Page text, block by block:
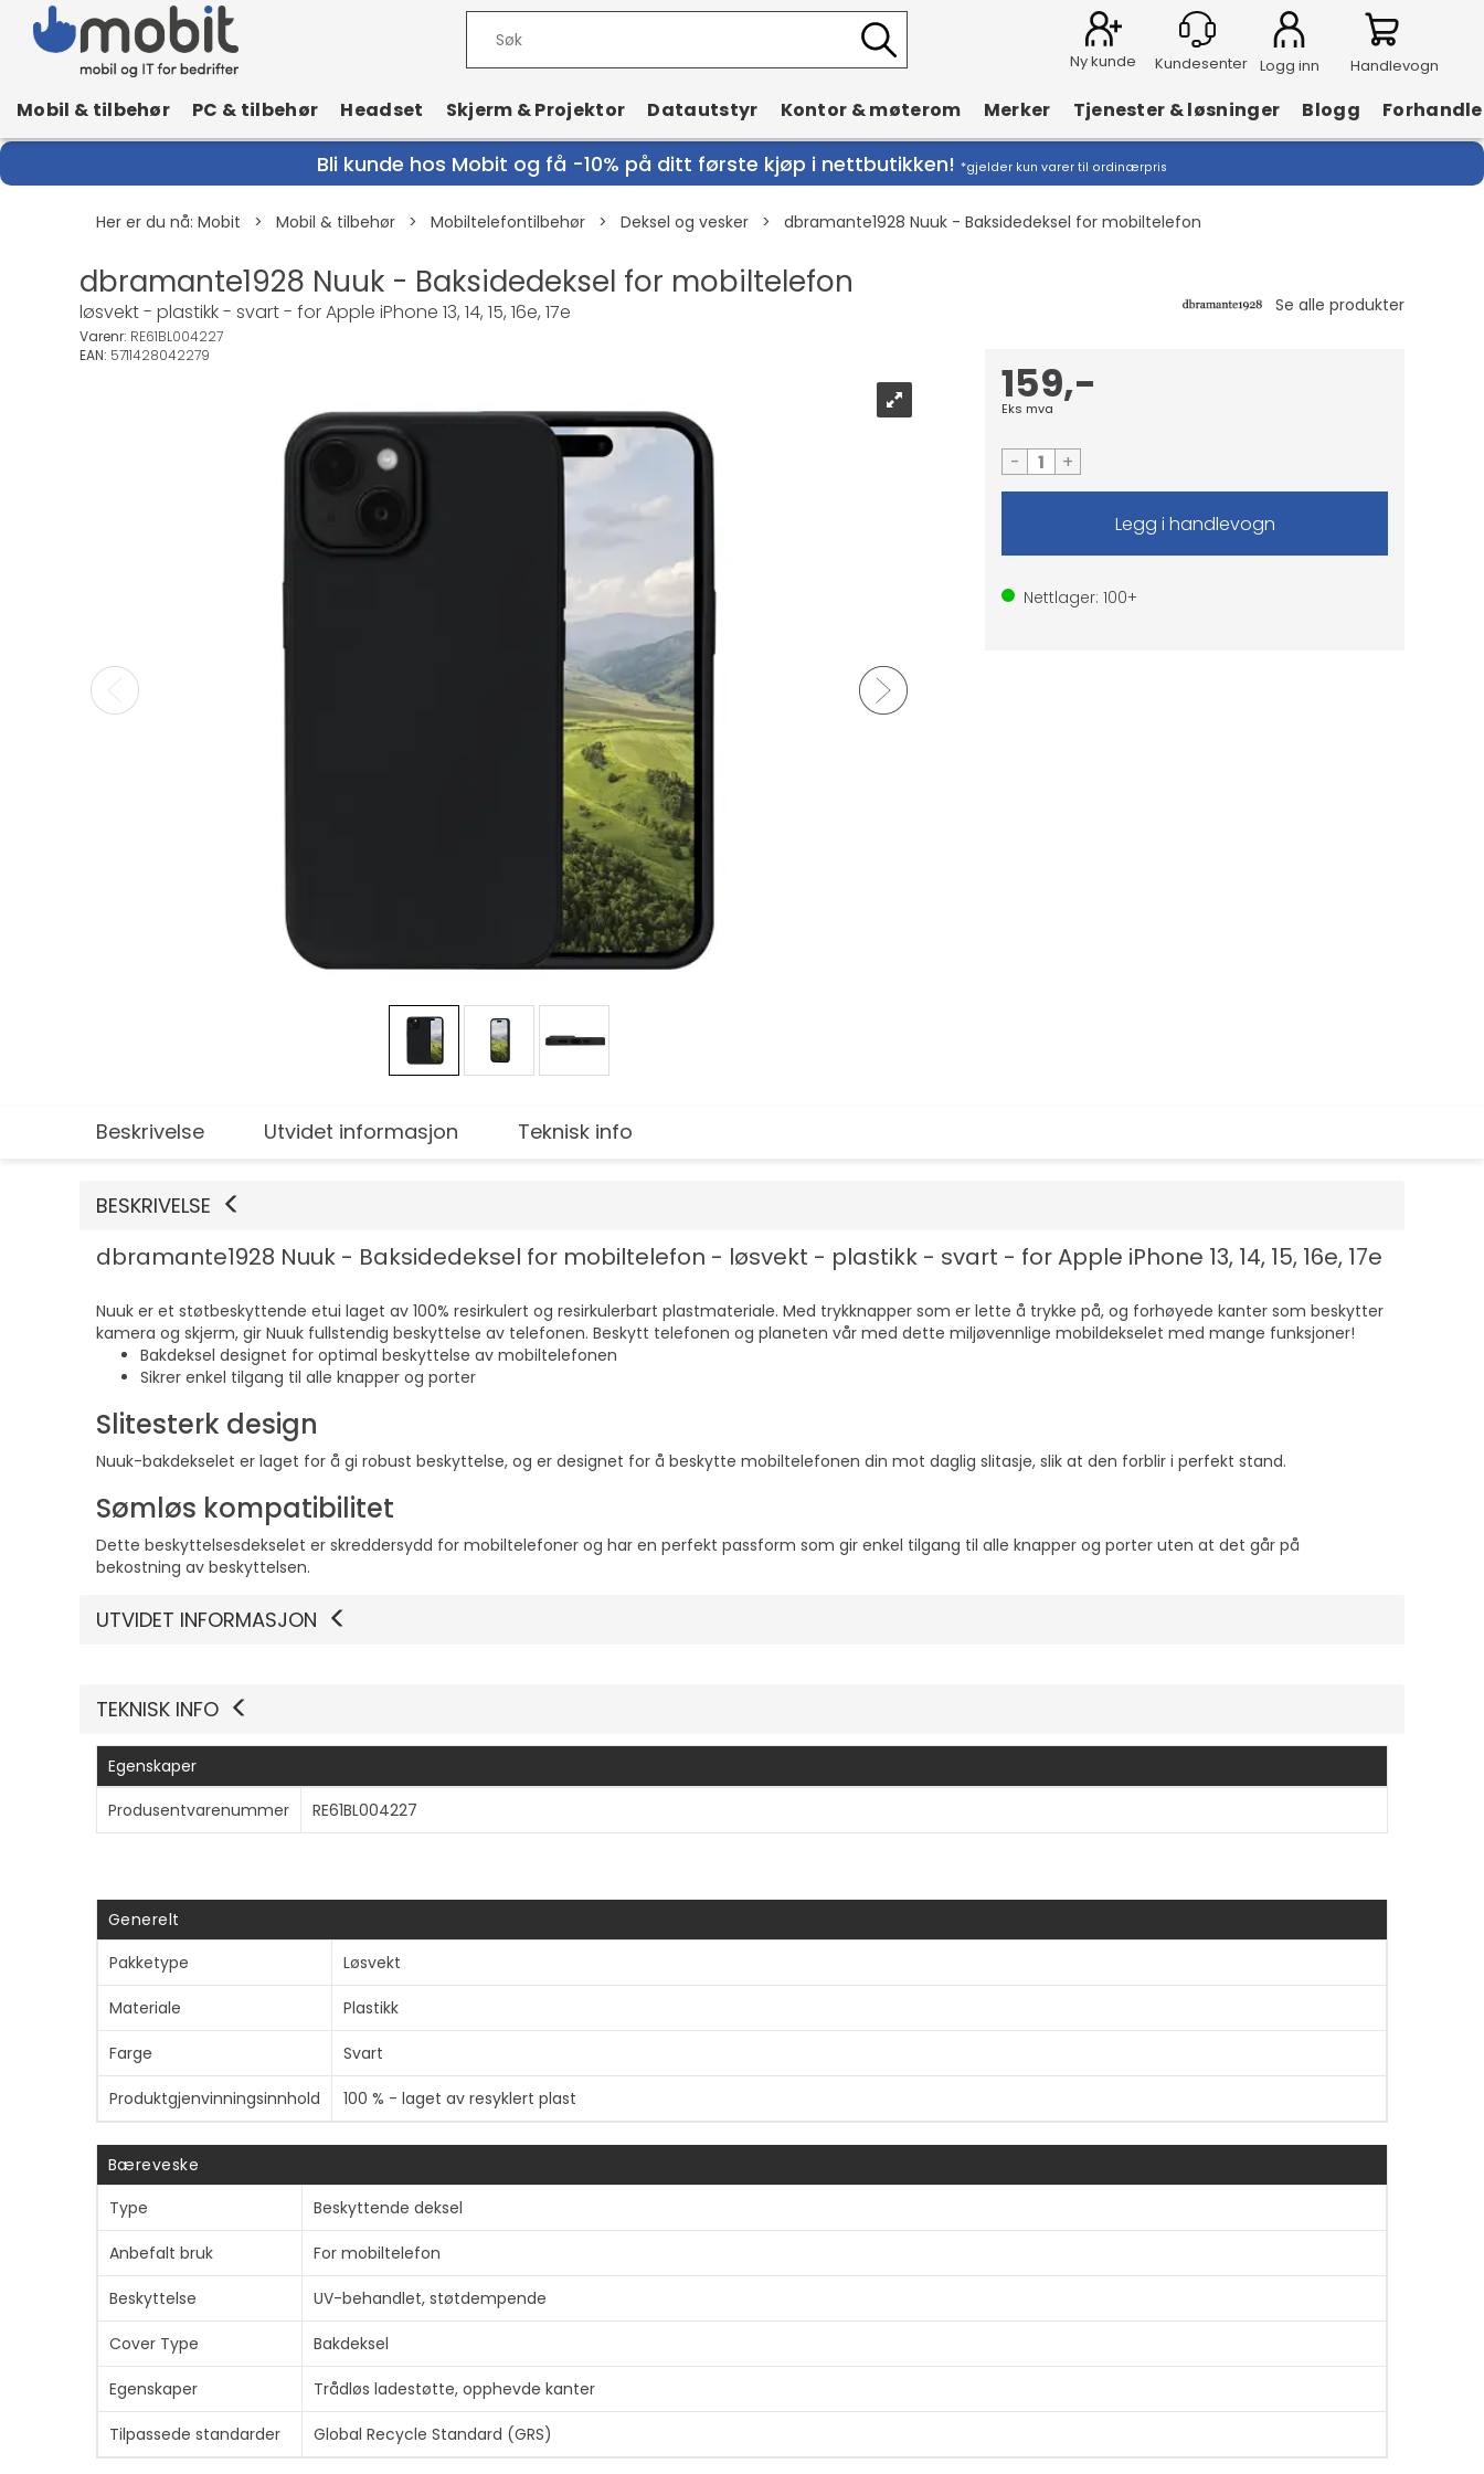
Ny kunde Logg inn Handlevogn
Mobil & tilbehør PC & tilbehør Headset Skjerm & Projektor Datautstyr Kontor & møterom Merker Tjenester & løsninger Blogg
Bli kunde hos Mobit og få -10% på ditt første kjøp i nettbutikken! *gjelder kun varer til ordinærpris
Her er du nå: Mobit > Mobil & tilbehør > Mobiltelefontilbehør > Deksel og vesker > dbramante1928 Nuuk - Baksidedeksel for mobiltelefon
dbramante1928 Nuuk - Baksidedeksel for mobiltelefon
løsvekt - plastikk - svart - for Apple iPhone 13, 14, 15, 16e, 17e
Varenr: RE61BL004227
EAN: 5711428042279
159,-
Eks mva
- +
Nettlager: 100+
Beskrivelse Utvidet informasjon Teknisk info
BESKRIVELSE
dbramante1928 Nuuk - Baksidedeksel for mobiltelefon - løsvekt - plastikk - svart - for Apple iPhone 13, 14, 15, 16e, 17e
Nuuk er et støtbeskyttende etui laget av 100% resirkulert og resirkulerbart plastmateriale. Med trykknapper som er lette å trykke på, og forhøyede kanter som beskytter
kamera og skjerm, gir Nuuk fullstendig beskyttelse av telefonen. Beskytt telefonen og planeten vår med dette miljøvennlige mobildekselet med mange funksjoner!
Bakdeksel designet for optimal beskyttelse av mobiltelefonen
Sikrer enkel tilgang til alle knapper og porter
Slitesterk design
Nuuk-bakdekselet er laget for å gi robust beskyttelse, og er designet for å beskytte mobiltelefonen din mot daglig slitasje, slik at den forblir i perfekt stand.
Sømløs kompatibilitet
Dette beskyttelsesdekselet er skreddersydd for mobiltelefoner og har en perfekt passform som gir enkel tilgang til alle knapper og porter uten at det går på
bekostning av beskyttelsen.
UTVIDET INFORMASJON
TEKNISK INFO
Egenskaper
Produsentvarenummer
RE61BL004227
Generelt
Pakketype
Løsvekt
Materiale Plastikk
Farge Svart
Produktgjenvinningsinnhold 100 % - laget av resyklert plast
Bæreveske
Type
Beskyttende deksel
Anbefalt bruk For mobiltelefon
Beskyttelse UV-behandlet, støtdempende
Cover Type Bakdeksel
Egenskaper Trådløs ladestøtte, opphevde kanter
Tilpassede standarder Global Recycle Standard (GRS)